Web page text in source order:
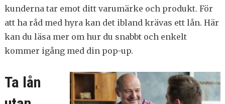
kunderna tar emot ditt varumärke och produkt. För
att ha råd med hyra kan det ibland krävas ett lån. Här
kan du läsa mer om hur du snabbt och enkelt
kommer igång med din pop-up.
Ta lån